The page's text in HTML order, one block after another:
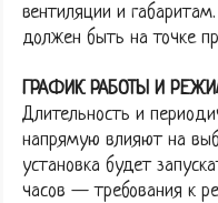
вентиляции и
должен быть на точке
ГРАФИК РАБОТЫ И
Длительность и
напрямую влияют на
установка будет
часов — требования к